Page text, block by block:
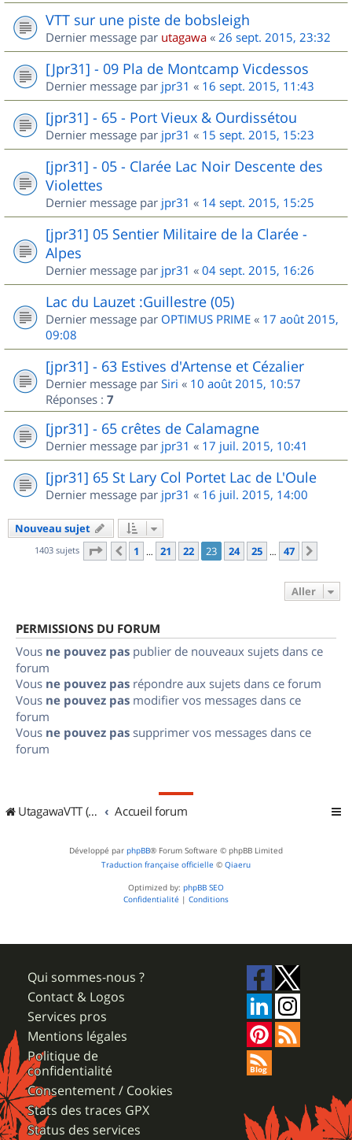
VTT sur une piste de bobsleigh
Dernier message par utagawa « 26 sept. 2015, 23:32
[Jpr31] - 09 Pla de Montcamp Vicdessos
Dernier message par jpr31 « 16 sept. 2015, 11:43
[jpr31] - 65 - Port Vieux & Ourdissétou
Dernier message par jpr31 « 15 sept. 2015, 15:23
[jpr31] - 05 - Clarée Lac Noir Descente des
Violettes
Dernier message par jpr31 « 14 sept. 2015, 15:25
[jpr31] 05 Sentier Militaire de la Clarée -
Alpes
Dernier message par jpr31 « 04 sept. 2015, 16:26
Lac du Lauzet :Guillestre (05)
Dernier message par OPTIMUS PRIME « 17 août 2015,
09:08
[jpr31] - 63 Estives d'Artense et Cézalier
Dernier message par Siri « 10 août 2015, 10:57
Réponses : 7
[jpr31] - 65 crêtes de Calamagne
Dernier message par jpr31 « 17 juil. 2015, 10:41
[jpr31] 65 St Lary Col Portet Lac de L'Oule
Dernier message par jpr31 « 16 juil. 2015, 14:00
Nouveau sujet
1403 sujets Page 23 sur47
Précédent
1 … 21 22 23 24 25 … 47
Aller
PERMISSIONS DU FORUM
Vous ne pouvez pas publier de nouveaux sujets dans ce
forum
Vous ne pouvez pas répondre aux sujets dans ce forum
Vous ne pouvez pas modifier vos messages dans ce
forum
Vous ne pouvez pas supprimer vos messages dans ce
forum
UtagawaVTT (Randos VTT et VTTAE avec traces GPS) Accueil forum
Développé par phpBB® Forum Software © phpBB Limited
Traduction française officielle © Qiaeru
Optimized by: phpBB SEO
Confidentialité | Conditions
Qui sommes-nous ?
Contact & Logos
Services pros
Mentions légales
Politique de
confidentialité
Consentement / Cookies
Stats des traces GPX
Status des services